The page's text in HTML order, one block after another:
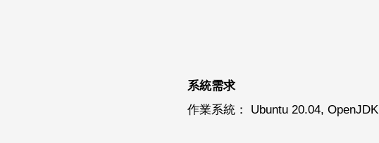
系統需求
作業系統： Ubuntu 20.04, OpenJDK